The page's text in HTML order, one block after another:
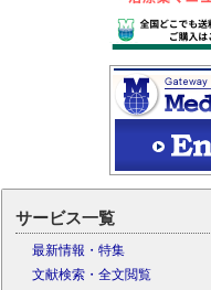
サービス一覧
最新情報・特集
文献検索・全文閲覧